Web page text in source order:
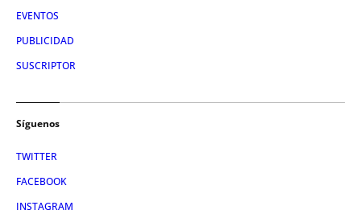
EVENTOS
PUBLICIDAD
SUSCRIPTOR
Síguenos
TWITTER
FACEBOOK
INSTAGRAM